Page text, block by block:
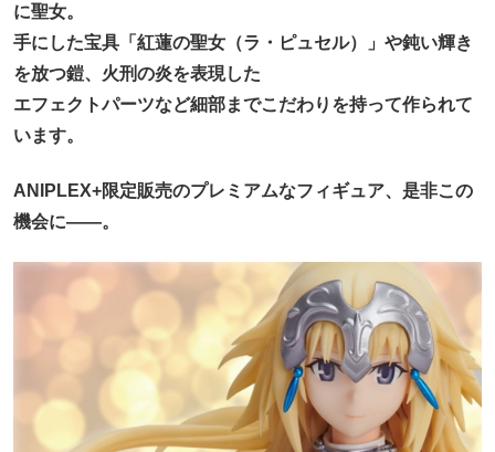
に聖女。
手にした宝具「紅蓮の聖女（ラ・ピュセル）」や鈍い輝き
を放つ鎧、火刑の炎を表現した
エフェクトパーツなど細部までこだわりを持って作られて
います。
ANIPLEX+限定販売のプレミアムなフィギュア、是非この
機会に――。